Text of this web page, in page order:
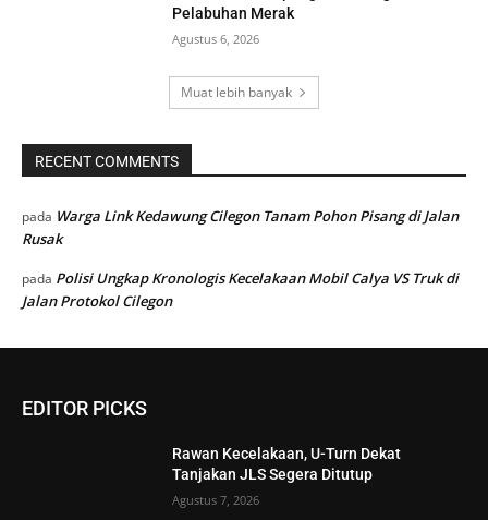
Pelabuhan Merak
Agustus 6, 2026
Muat lebih banyak
RECENT COMMENTS
pada Warga Link Kedawung Cilegon Tanam Pohon Pisang di Jalan
Rusak
pada Polisi Ungkap Kronologis Kecelakaan Mobil Calya VS Truk di
Jalan Protokol Cilegon
EDITOR PICKS
Rawan Kecelakaan, U-Turn Dekat
Tanjakan JLS Segera Ditutup
Agustus 7, 2026